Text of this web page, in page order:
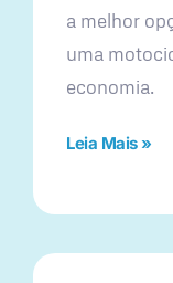
a melhor
uma
economia.
Leia Mais »